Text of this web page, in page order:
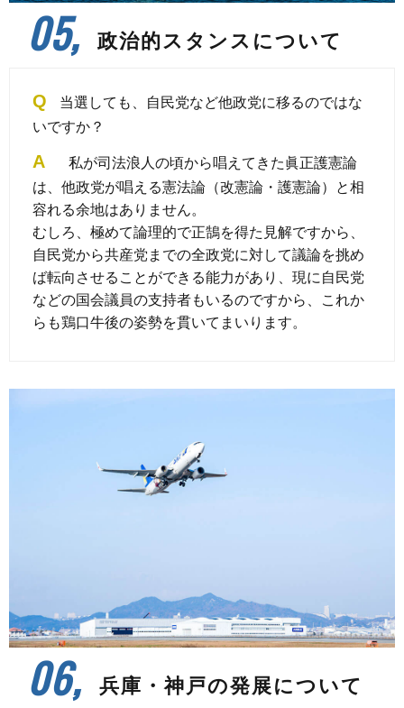
05, 政治的スタンスについて
Q
当選しても、自民党など他政党に移るのではな
いですか？
A
私が司法浪人の頃から唱えてきた眞正護憲論
は、他政党が唱える憲法論（改憲論・護憲論）と相
容れる余地はありません。
むしろ、極めて論理的で正鵠を得た見解ですから、
自民党から共産党までの全政党に対して議論を挑め
ば転向させることができる能力があり、現に自民党
などの国会議員の支持者もいるのですから、これか
らも鶏口牛後の姿勢を貫いてまいります。
06, 兵庫・神戸の発展について